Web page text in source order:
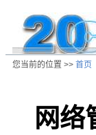
您当前的位置 >> 首页
网